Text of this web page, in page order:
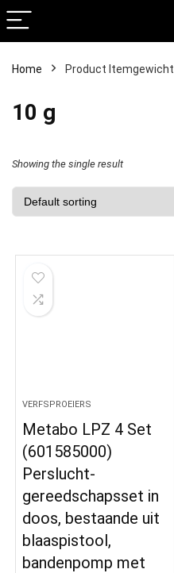
Home Product Itemgewicht
‎10 g
Showing the single result
VERFSPROEIERS
Metabo LPZ 4 Set
(601585000)
Perslucht-
gereedschapsset in
doos, bestaande uit
blaaspistool,
bandenpomp met